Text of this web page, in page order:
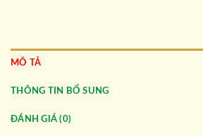
MÔ TẢ
THÔNG TIN BỔ SUNG
ĐÁNH GIÁ (0)